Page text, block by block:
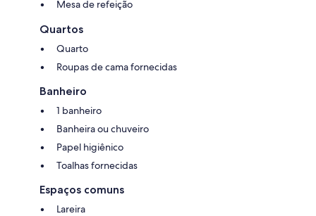
Mesa de refeição
Quartos
Quarto
Roupas de cama fornecidas
Banheiro
1 banheiro
Banheira ou chuveiro
Papel higiênico
Toalhas fornecidas
Espaços comuns
Lareira